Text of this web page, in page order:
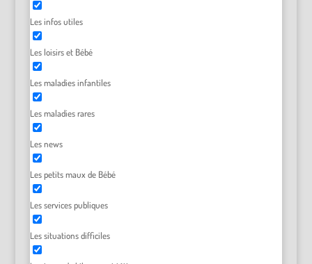
Les infos utiles
Les loisirs et Bébé
Les maladies infantiles
Les maladies rares
Les news
Les petits maux de Bébé
Les services publiques
Les situations difficiles